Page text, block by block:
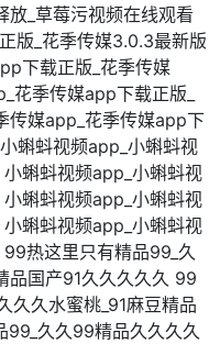
放_草莓污视频在线观看
版_花季传媒3.0.3最新版
下载正版_花季传媒
花季传媒app下载正版_
传媒app_花季传媒app下
小蝌蚪视频app_小蝌蚪视
小蝌蚪视频app_小蝌蚪视
小蝌蚪视频app_小蝌蚪视
小蝌蚪视频app_小蝌蚪视
99热这里只有精品99_久
品国产91久久久久久 99
久久水蜜桃_91麻豆精品
99_久久99精品久久久久